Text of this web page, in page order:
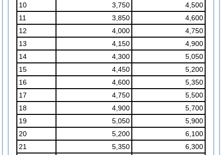
10
3,750
4,500
11
3,850
4,600
12
4,000
4,750
13
4,150
4,900
14
4,300
5,050
15
4,450
5,200
16
4,600
5,350
17
4,750
5,500
18
4,900
5,700
19
5,050
5,900
20
5,200
6,100
21
5,350
6,300